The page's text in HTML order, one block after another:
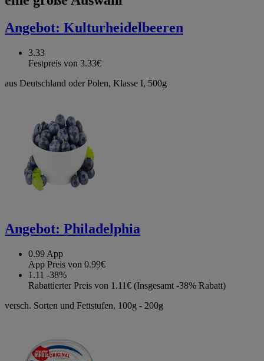
Angebot: Kulturheidelbeeren
3.33
Festpreis von 3.33€
aus Deutschland oder Polen, Klasse I, 500g
Angebot: Philadelphia
0.99 App
App Preis von 0.99€
1.11 -38%
Rabattierter Preis von 1.11€ (Insgesamt -38% Rabatt)
versch. Sorten und Fettstufen, 100g - 200g